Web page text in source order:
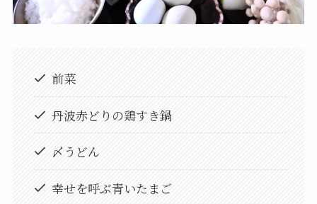
前菜
丹波赤どりの鶏すき鍋
〆うどん
幸せを呼ぶ青いたまご